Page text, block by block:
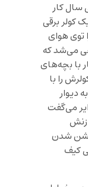
سال کار
کولر برقی
توی هوای
می‌شد که
با بچه‌های
را با
دیوار
می‌گفت
زنش
شدن
کیف